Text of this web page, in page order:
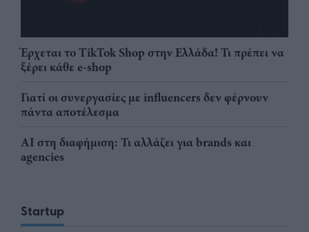
Έρχεται το TikTok Shop στην Ελλάδα! Τι πρέπει να
ξέρει κάθε e-shop
Γιατί οι συνεργασίες με influencers δεν φέρνουν
πάντα αποτέλεσμα
AI στη διαφήμιση: Τι αλλάζει για brands και
agencies
Startup